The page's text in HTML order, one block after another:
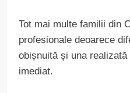
Tot mai multe familii din
profesionale deoarece
obișnuită și una
imediat.